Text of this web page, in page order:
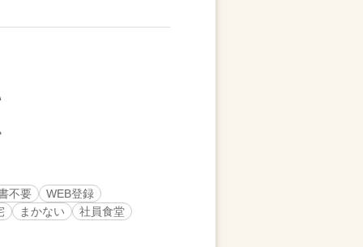
不要
WEB登録
まかない 社員食堂